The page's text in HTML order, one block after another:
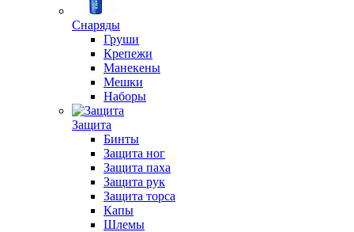
Снаряды
Груши
Крепежи
Манекены
Мешки
Наборы
Защита
Бинты
Защита ног
Защита паха
Защита рук
Защита торса
Капы
Шлемы